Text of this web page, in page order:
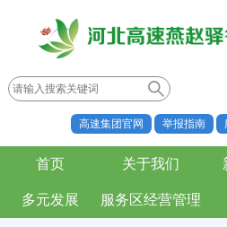
高速集团官网 举报指南
首页 关于我们
多元发展 服务区经营管理